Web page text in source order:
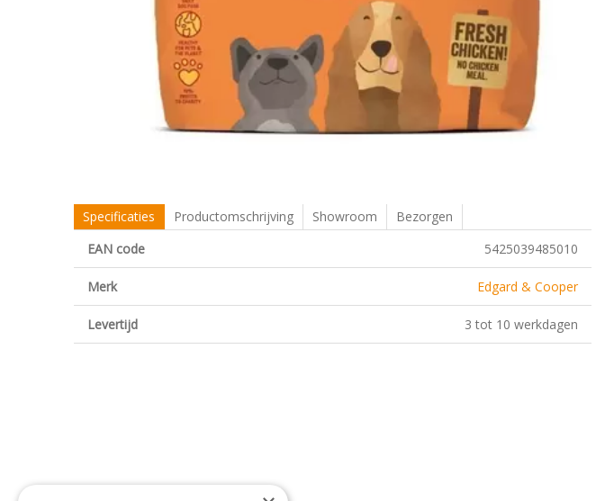
Specificaties Productomschrijving Showroom
Bezorgen
EAN code
5425039485010
Merk Edgard & Cooper
Levertijd 3 tot 10 werkdagen